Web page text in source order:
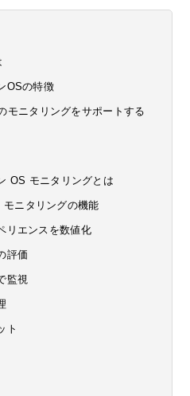
OSの特徴
モニタリングをサポートする
OS モニタリングとは
ニタリングの機能
リエンスを数値化
評価
監視
ト